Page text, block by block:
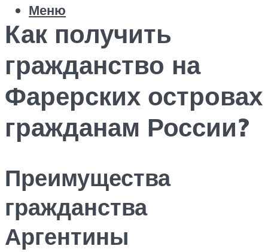
Меню
Как получить
гражданство на
Фарерских островах
гражданам России?
Преимущества
гражданства
Аргентины